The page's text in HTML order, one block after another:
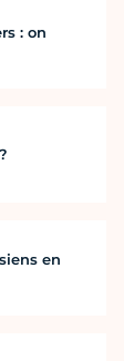
: on
en